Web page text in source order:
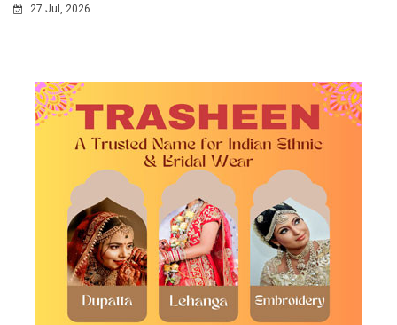
27 Jul, 2026